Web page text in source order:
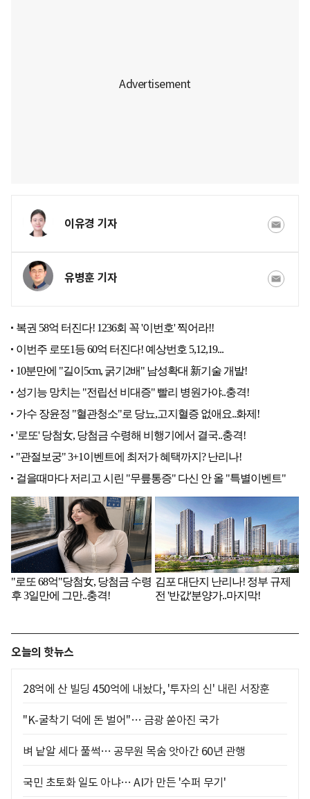
이유경 기자
유병훈 기자
오늘의 핫뉴스
28억에 산 빌딩 450억에 내놨다, '투자의 신' 내린 서장훈
"K-굴착기 덕에 돈 벌어"… 금광 쏟아진 국가
벼 낱알 세다 풀썩… 공무원 목숨 앗아간 60년 관행
국민 초토화 일도 아냐… AI가 만든 '수퍼 무기'